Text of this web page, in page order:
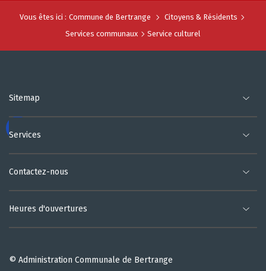
Vous êtes ici : Commune de Bertrange
Citoyens & Résidents
Services communaux
Service culturel
Sitemap
Services
Contactez-nous
Heures d'ouvertures
© Administration Communale de Bertrange